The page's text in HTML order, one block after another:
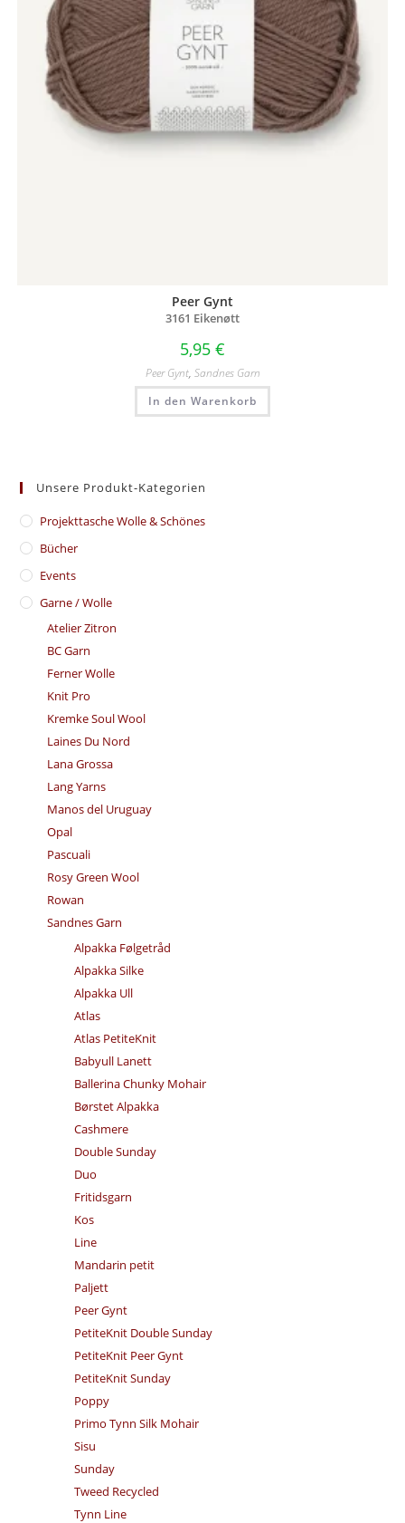
Peer Gynt
3161 Eikenøtt
5,95 €
Peer Gynt, Sandnes Garn
In den Warenkorb
Unsere Produkt-Kategorien
​Projekttasche Wolle & Schönes
Bücher
Events
Garne / Wolle
Atelier Zitron
BC Garn
Ferner Wolle
Knit Pro
Kremke Soul Wool
Laines Du Nord
Lana Grossa
Lang Yarns
Manos del Uruguay
Opal
Pascuali
Rosy Green Wool
Rowan
Sandnes Garn
Alpakka Følgetråd
Alpakka Silke
Alpakka Ull
Atlas
Atlas PetiteKnit
Babyull Lanett
Ballerina Chunky Mohair
Børstet Alpakka
Cashmere
Double Sunday
Duo
Fritidsgarn
Kos
Line
Mandarin petit
Paljett
Peer Gynt
PetiteKnit Double Sunday
PetiteKnit Peer Gynt
PetiteKnit Sunday
Poppy
Primo Tynn Silk Mohair
Sisu
Sunday
Tweed Recycled
Tynn Line